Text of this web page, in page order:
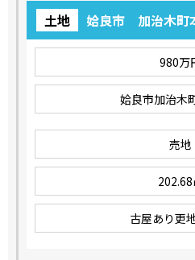
土地
姶良市 加治木
坪 980万円
980万
姶良市加治木
売地
古屋あり更